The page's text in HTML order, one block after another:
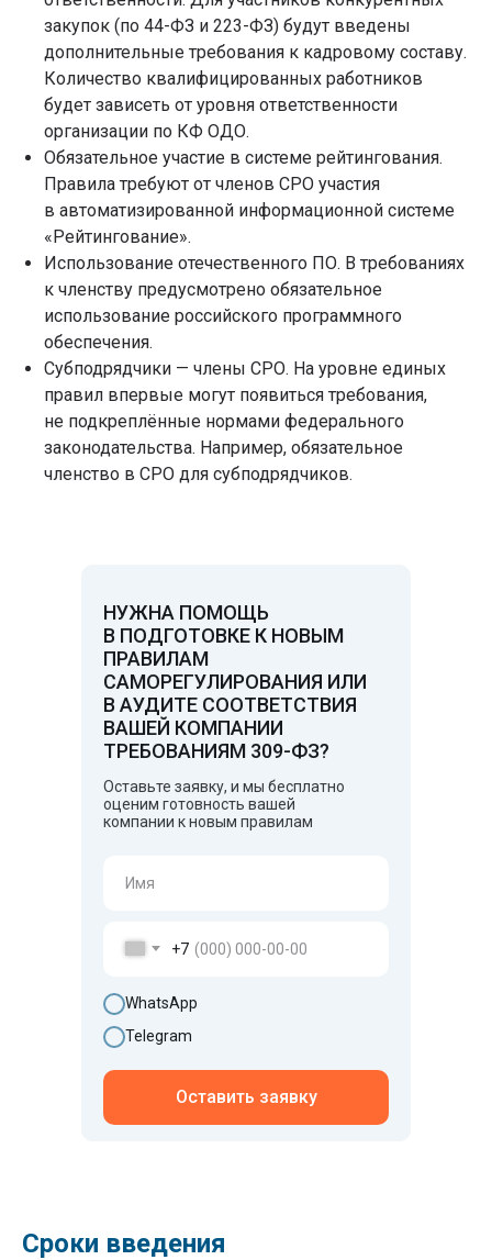
закупок (по 44-ФЗ и 223-ФЗ) будут введены
дополнительные требования к кадровому составу.
Количество квалифицированных работников
будет зависеть от уровня ответственности
организации по КФ ОДО.
Обязательное участие в системе рейтингования.
Правила требуют от членов СРО участия
в автоматизированной информационной системе
«Рейтингование».
Использование отечественного ПО. В требованиях
к членству предусмотрено обязательное
использование российского программного
обеспечения.
Субподрядчики — члены СРО. На уровне единых
правил впервые могут появиться требования,
не подкреплённые нормами федерального
законодательства. Например, обязательное
членство в СРО для субподрядчиков.
Оставьте заявку, и мы бесплатно
оценим готовность вашей
компании к новым правилам
НУЖНА ПОМОЩЬ
В ПОДГОТОВКЕ К НОВЫМ
ПРАВИЛАМ
САМОРЕГУЛИРОВАНИЯ ИЛИ
В АУДИТЕ СООТВЕТСТВИЯ
ВАШЕЙ КОМПАНИИ
ТРЕБОВАНИЯМ 309-ФЗ?
+7
WhatsApp
Telegram
Оставить заявку
Сроки введения